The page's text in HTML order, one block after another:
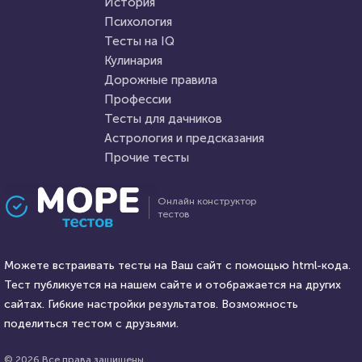
Пройти тест
3 июня 2020 3888
этот лис?
Илья Кузнецов HTML - код
9 августа 2021
Проходили 7454 раза
Тест: Мизантроп ли вы?
Онлайн конструктор
тестов
Можете встраивать тесты на Ваш сайт с помощью html-кода.
Тест публикуется на нашем сайте и отображается на других
сайтах. Гибкие настройки результатов. Возможность
поделиться тестом с друзьями.
© 2026 Все права защищены.
Психология
Тесты на IQ
Кулинария
Дорожные правила
Профессии
Тесты для дачников
Астрология и предсказания
Прочие тесты